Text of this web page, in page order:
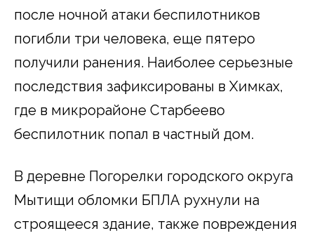
после ночной атаки беспилотников
погибли три человека, еще пятеро
получили ранения. Наиболее серьезные
последствия зафиксированы в Химках,
где в микрорайоне Старбеево
беспилотник попал в частный дом.
В деревне Погорелки городского округа
Мытищи обломки БПЛА рухнули на
строящееся здание, также повреждения